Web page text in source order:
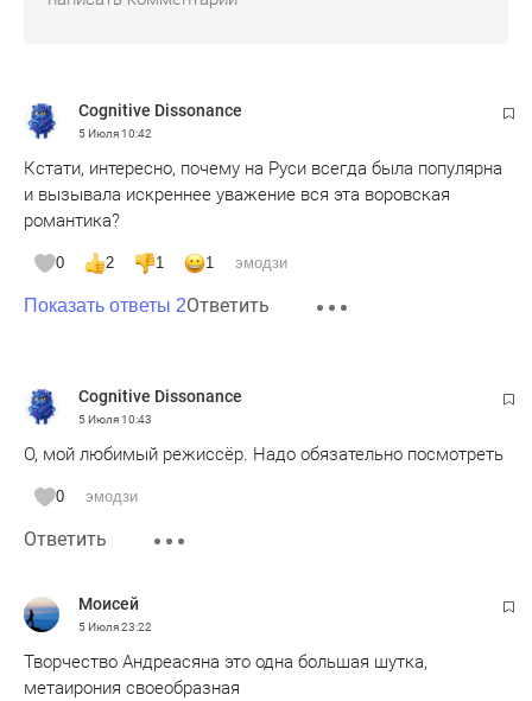
Cognitive Dissonance
5 Июля10:42
Кстати, интересно, почему на Руси всегда была популярна
и вызывала искреннее уважение вся эта воровская
романтика?
0 2 1 1 эмодзи
Показать ответы 2Ответить
Cognitive Dissonance
5 Июля10:43
О, мой любимый режиссёр. Надо обязательно посмотреть
0 эмодзи
Ответить
Moисeй
5 Июля23:22
Творчество Андреасяна это одна большая шутка,
метаирония своеобразная